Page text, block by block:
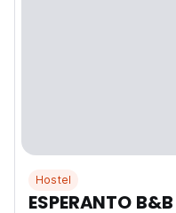
Hostel
ESPERANTO